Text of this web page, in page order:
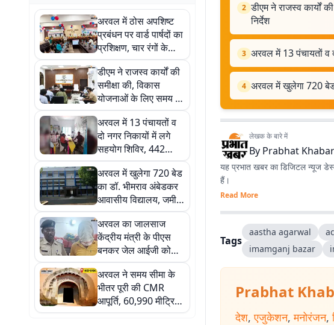
अरवल में ठोस अपशिष्ट
प्रबंधन पर वार्ड पार्षदों का
प्रशिक्षण, चार रंगों के
डस्टबिन से होगा कचरे का
पृथक्करण
डीएम ने राजस्व कार्यों की
समीक्षा की, विकास
योजनाओं के लिए समय पर
भूमि उपलब्ध कराने का
निर्देश
अरवल में 13 पंचायतों व
दो नगर निकायों में लगे
सहयोग शिविर, 442
आवेदन प्राप्त
अरवल में खुलेगा 720 बेड
का डॉ. भीमराव अंबेडकर
आवासीय विद्यालय, जमीन
की तलाश शुरू
अरवल का जालसाज
केंद्रीय मंत्री के पीएस
बनकर जेल आईजी को
देता था निर्देश, लखीसराय
से गिरफ्तार
अरवल ने समय सीमा के
भीतर पूरी की CMR
आपूर्ति, 60,990 मीट्रिक
टन धान की हुई
2 डीएम ने राजस्व कार्यों
निर्देश
3 अरवल में 13 पंचायतों व
4 अरवल में खुलेगा 720 बेड
लेखक के बारे में
By Prabhat
यह प्रभात खबर का डिजिटल न्यूज
हैं।
Read More
Tags
aastha agarwal
imamganj bazar
Prabhat
देश, एजुकेशन, मनोरंजन,